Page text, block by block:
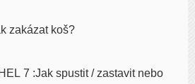
zakázat koš?
7 :Jak spustit / zastavit nebo